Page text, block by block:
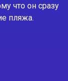
что он сразу
пляжа.